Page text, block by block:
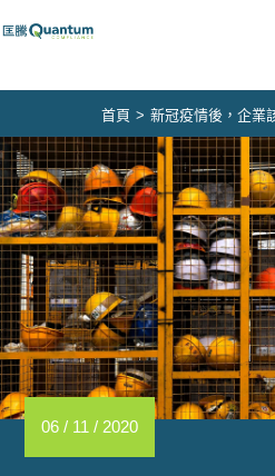
to
首頁 > 新冠疫情後，企業
06 / 11 / 2020